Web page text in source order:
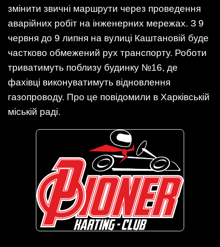
змінити звичні маршрути через проведення
аварійних робіт на інженерних мережах. З 9
червня до 9 липня на вулиці Каштановій буде
частково обмежений рух транспорту. Роботи
триватимуть поблизу будинку №16, де
фахівці виконуватимуть відновлення
газопроводу. Про це повідомили в Харківській
міській раді.